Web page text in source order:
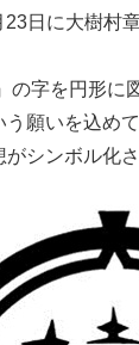
23日に大樹村
の字を円形に
う願いを込め
シンボル化さ